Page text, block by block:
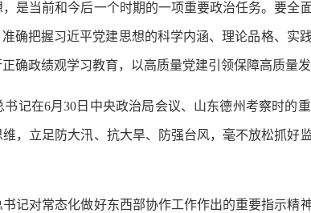
当前和今后一个时期的一项重要政治任务。要全
确把握习近平党建思想的科学内涵、理论品格、实
确政绩观学习教育，以高质量党建引领保障高质量发
在6月30日中央政治局会议、山东德州考察时的
，立足防大汛、抗大旱、防强台风，毫不放松抓好
对常态化做好东西部协作工作作出的重要指示精